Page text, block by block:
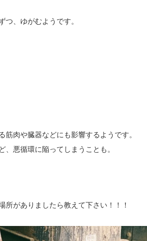
、ゆがむようです。
肉や臓器などにも影響するようです。
悪循環に陥ってしまうことも。
がありましたら教えて下さい！！！